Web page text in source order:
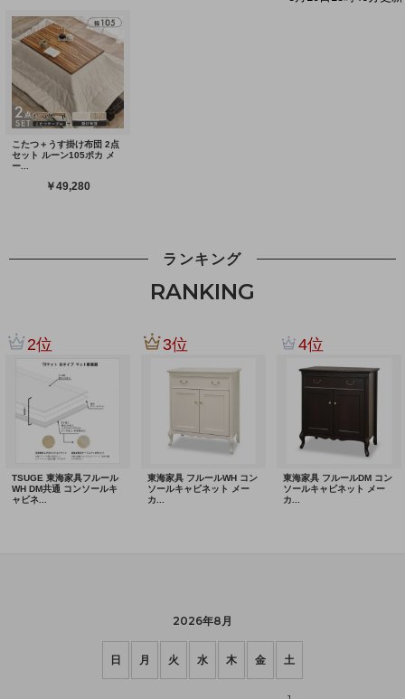
ランキング
RANKING
2026年8月
日 月 火 水 木 金 土